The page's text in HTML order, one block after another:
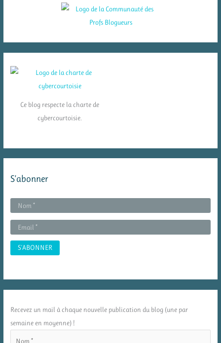
Ce blog respecte la charte de
cybercourtoisie.
S’abonner
Recevez un mail à chaque nouvelle publication du blog (une par
semaine en moyenne) !